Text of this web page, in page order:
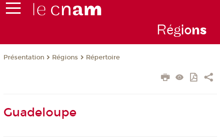
Régions
Présentation Régions Répertoire
Guadeloupe